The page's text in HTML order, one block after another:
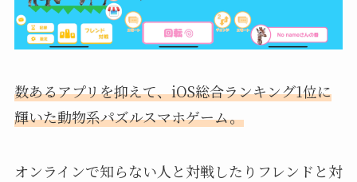
数あるアプリを抑えて、iOS総合ランキング1位に
輝いた動物系パズルスマホゲーム。
オンラインで知らない人と対戦したりフレンドと対